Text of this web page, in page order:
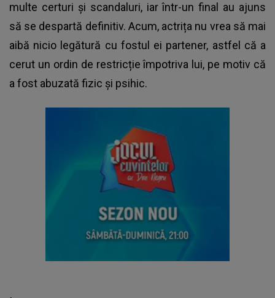
multe certuri și scandaluri, iar într-un final au ajuns
să se despartă definitiv. Acum, actrița nu vrea să mai
aibă nicio legătură cu fostul ei partener, astfel că a
cerut un ordin de restricție împotriva lui, pe motiv că
a fost abuzată fizic și psihic.